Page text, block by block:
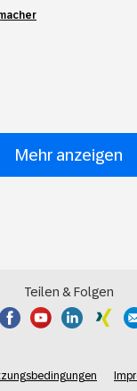
Mehr anzeigen
Teilen & Folgen